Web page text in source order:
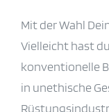
Mit der Wahl
Vielleicht hast
konventionelle
in unethische